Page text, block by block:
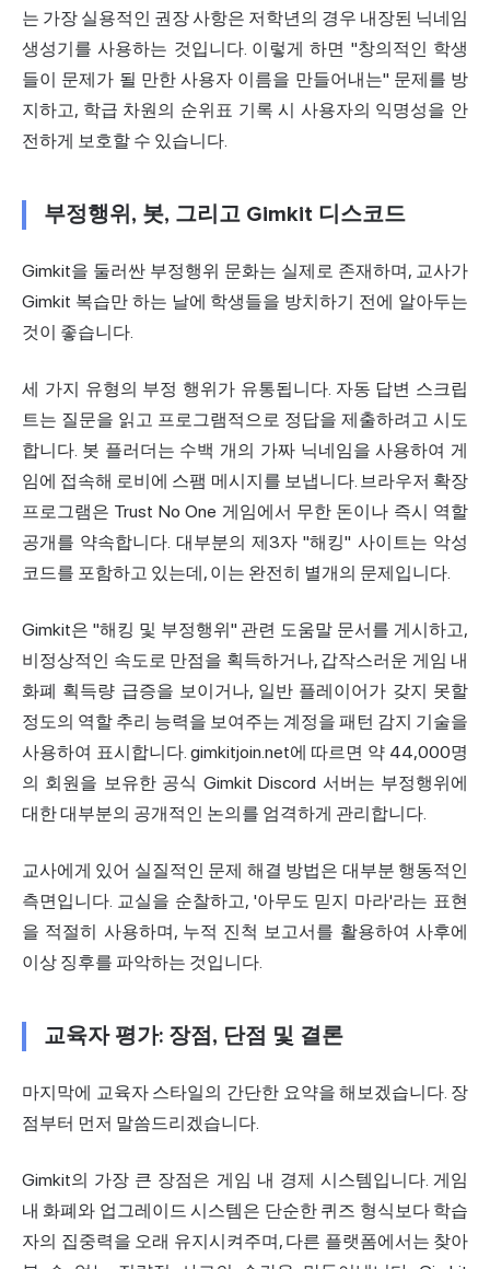
는 가장 실용적인 권장 사항은 저학년의 경우 내장된 닉네임
생성기를 사용하는 것입니다. 이렇게 하면 "창의적인 학생
들이 문제가 될 만한 사용자 이름을 만들어내는" 문제를 방
지하고, 학급 차원의 순위표 기록 시 사용자의 익명성을 안
전하게 보호할 수 있습니다.
부정행위, 봇, 그리고 Gimkit 디스코드
Gimkit을 둘러싼 부정행위 문화는 실제로 존재하며, 교사가
Gimkit 복습만 하는 날에 학생들을 방치하기 전에 알아두는
것이 좋습니다.
세 가지 유형의 부정 행위가 유통됩니다. 자동 답변 스크립
트는 질문을 읽고 프로그램적으로 정답을 제출하려고 시도
합니다. 봇 플러더는 수백 개의 가짜 닉네임을 사용하여 게
임에 접속해 로비에 스팸 메시지를 보냅니다. 브라우저 확장
프로그램은 Trust No One 게임에서 무한 돈이나 즉시 역할
공개를 약속합니다. 대부분의 제3자 "해킹" 사이트는 악성
코드를 포함하고 있는데, 이는 완전히 별개의 문제입니다.
Gimkit은 "해킹 및 부정행위" 관련 도움말 문서를 게시하고,
비정상적인 속도로 만점을 획득하거나, 갑작스러운 게임 내
화폐 획득량 급증을 보이거나, 일반 플레이어가 갖지 못할
정도의 역할 추리 능력을 보여주는 계정을 패턴 감지 기술을
사용하여 표시합니다. gimkitjoin.net에 따르면 약 44,000명
의 회원을 보유한 공식 Gimkit Discord 서버는 부정행위에
대한 대부분의 공개적인 논의를 엄격하게 관리합니다.
교사에게 있어 실질적인 문제 해결 방법은 대부분 행동적인
측면입니다. 교실을 순찰하고, '아무도 믿지 마라'라는 표현
을 적절히 사용하며, 누적 진척 보고서를 활용하여 사후에
이상 징후를 파악하는 것입니다.
교육자 평가: 장점, 단점 및 결론
마지막에 교육자 스타일의 간단한 요약을 해보겠습니다. 장
점부터 먼저 말씀드리겠습니다.
Gimkit의 가장 큰 장점은 게임 내 경제 시스템입니다. 게임
내 화폐와 업그레이드 시스템은 단순한 퀴즈 형식보다 학습
자의 집중력을 오래 유지시켜주며, 다른 플랫폼에서는 찾아